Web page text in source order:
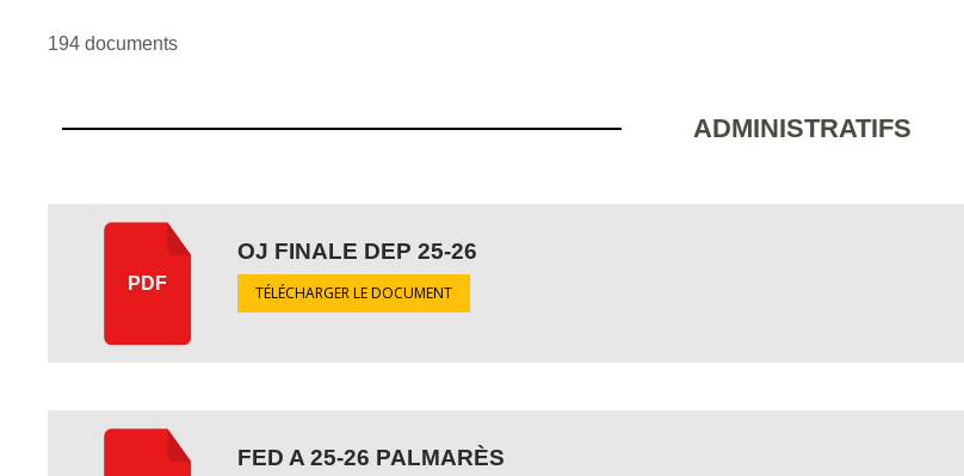
194 documents
ADMINISTRATIFS
PDF
OJ FINALE DEP 25-26
TÉLÉCHARGER LE DOCUMENT
FED A 25-26 PALMARÈS